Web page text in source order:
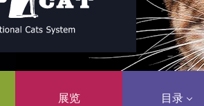
展览 目录